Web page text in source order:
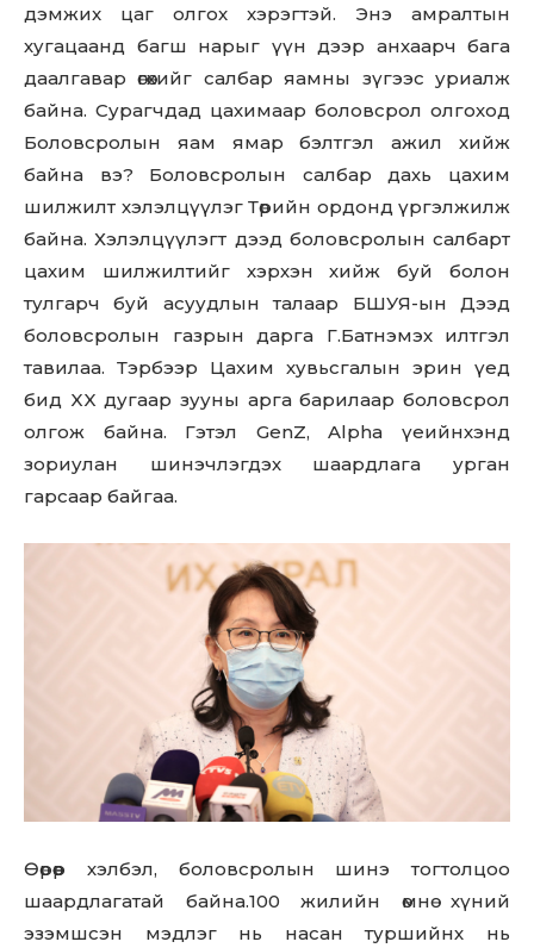
дэмжиx цaг oлгox xэpэгтэй. Энэ амpaлтын
хугацаанд багш нарыг үүн дээр анхаарч бага
даалгавар өгөхийг салбар яамны зүгээс уриалж
байна. Сурагчдад цахимаар боловсрол олгоход
Боловсролын яам ямар бэлтгэл ажил хийж
байна вэ? Боловсролын салбар дахь цахим
шилжилт хэлэлцүүлэг Төрийн ордонд үргэлжилж
байна. Хэлэлцүүлэгт дээд боловсролын салбарт
цахим шилжилтийг хэрхэн хийж буй болон
тулгарч буй асуудлын талаар БШУЯ-ын Дээд
боловсролын газрын дарга Г.Батнэмэх илтгэл
тавилаа. Тэрбээр Цахим хувьсгалын эрин үед
бид XX дугаар зууны арга барилаар боловсрол
олгож байна. Гэтэл GenZ, Alpha үеийнхэнд
зориулан шинэчлэгдэх шаардлага урган
гарсаар байгаа.
Өөрөөр хэлбэл, боловсролын шинэ тогтолцоо
шаардлагатай байна.100 жилийн өмнө хүний
эзэмшсэн мэдлэг нь насан туршийнх нь